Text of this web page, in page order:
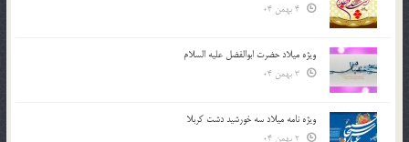
ویژه میلاد حضرت ابوالفضل علیه السلام
ویژه نامه میلاد سه خورشید دشت کربلا